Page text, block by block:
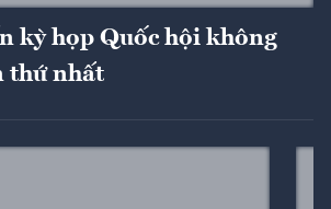
kỳ họp Quốc hội không
thứ nhất